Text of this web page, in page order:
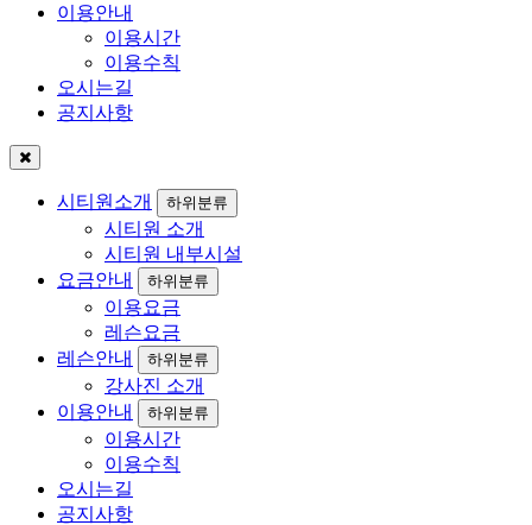
이용안내
이용시간
이용수칙
오시는길
공지사항
시티원소개 하위분류
시티원 소개
시티원 내부시설
요금안내
하위분류
이용요금
레슨요금
레슨안내
하위분류
강사진 소개
이용안내
하위분류
이용시간
이용수칙
오시는길
공지사항